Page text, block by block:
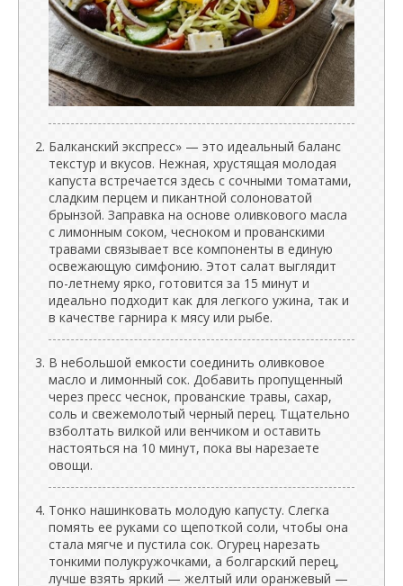
Балканский экспресс» — это идеальный баланс
текстур и вкусов. Нежная, хрустящая молодая
капуста встречается здесь с сочными томатами,
сладким перцем и пикантной солоноватой
брынзой. Заправка на основе оливкового масла
с лимонным соком, чесноком и прованскими
травами связывает все компоненты в единую
освежающую симфонию. Этот салат выглядит
по-летнему ярко, готовится за 15 минут и
идеально подходит как для легкого ужина, так и
в качестве гарнира к мясу или рыбе.
В небольшой емкости соединить оливковое
масло и лимонный сок. Добавить пропущенный
через пресс чеснок, прованские травы, сахар,
соль и свежемолотый черный перец. Тщательно
взболтать вилкой или венчиком и оставить
настояться на 10 минут, пока вы нарезаете
овощи.
Тонко нашинковать молодую капусту. Слегка
помять ее руками со щепоткой соли, чтобы она
стала мягче и пустила сок. Огурец нарезать
тонкими полукружочками, а болгарский перец,
лучше взять яркий — желтый или оранжевый —